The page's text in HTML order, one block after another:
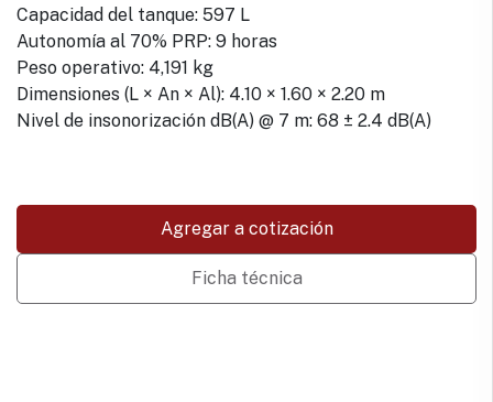
Capacidad del tanque: 597 L
Autonomía al 70% PRP: 9 horas
Peso operativo: 4,191 kg
Dimensiones (L × An × Al): 4.10 × 1.60 × 2.20 m
Nivel de insonorización dB(A) @ 7 m: 68 ± 2.4 dB(A)
Agregar a cotización
Ficha técnica